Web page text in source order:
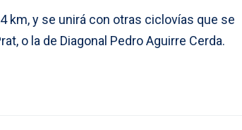
km, y se unirá con otras ciclovías que se
o la de Diagonal Pedro Aguirre Cerda.